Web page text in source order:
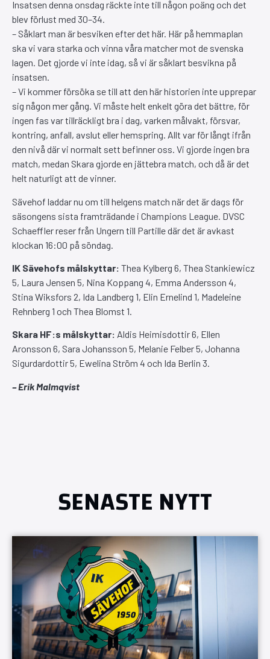
Insatsen denna onsdag räckte inte till någon poäng och det
blev förlust med 30–34.
– Såklart man är besviken efter det här. Här på hemmaplan
ska vi vara starka och vinna våra matcher mot de svenska
lagen. Det gjorde vi inte idag, så vi är såklart besvikna på
insatsen.
– Vi kommer försöka se till att den här historien inte upprepar
sig någon mer gång. Vi måste helt enkelt göra det bättre, för
ingen fas var tillräckligt bra i dag, varken målvakt, försvar,
kontring, anfall, avslut eller hemspring. Allt var för långt ifrån
den nivå där vi normalt sett befinner oss. Vi gjorde ingen bra
match, medan Skara gjorde en jättebra match, och då är det
helt naturligt att de vinner.
Sävehof laddar nu om till helgens match när det är dags för
säsongens sista framträdande i Champions League. DVSC
Schaeffler reser från Ungern till Partille där det är avkast
klockan 16:00 på söndag.
IK Sävehofs målskyttar: Thea Kylberg 6, Thea Stankiewicz
5, Laura Jensen 5, Nina Koppang 4, Emma Andersson 4,
Stina Wiksfors 2, Ida Landberg 1, Elin Ernelind 1, Madeleine
Rehnberg 1 och Thea Blomst 1.
Skara HF:s målskyttar: Aldis Heimisdottir 6, Ellen
Aronsson 6, Sara Johansson 5, Melanie Felber 5, Johanna
Sigurdardottir 5, Ewelina Ström 4 och Ida Berlin 3.
– Erik Malmqvist
SENASTE NYTT